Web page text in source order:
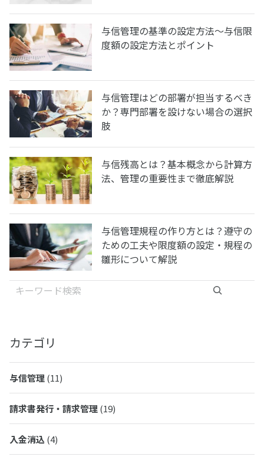
与信管理の基準の設定方法～与信限
度額の設定方法とポイント
与信管理はどの部署が担当するべき
か？専門部署を設けない場合の選択
肢
与信残高とは？基本概念から計算方
法、管理の重要性まで徹底解説
与信管理規程の作り方とは？遵守の
ための工夫や限度額の設定・規程の
雛形について解説
検索
カテゴリ
与信管理(11)
請求書発行・請求管理(19)
入金消込 (4)